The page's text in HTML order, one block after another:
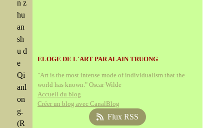
n z
hu
an
sh
u d
e
Qi
anl
on
g.
(R
ELOGE DE L'ART PAR ALAIN TRUONG
"Art is the most intense mode of individualism that the
world has known." Oscar Wilde
Accueil du blog
Créer un blog avec CanalBlog
Flux RSS